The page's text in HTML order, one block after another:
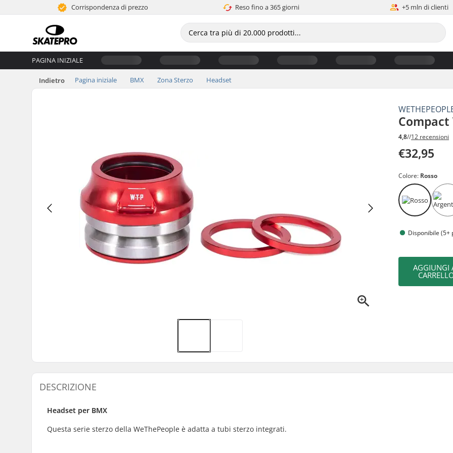
Corrispondenza di prezzo Reso fino a 365 giorni +5 mln di clienti
PAGINA INIZIALE
Indietro Pagina iniziale BMX Zona Sterzo Headset
Compact
4,8//12 recensioni
€32,95
Colore: Rosso
Disponibile (5+
AGGIUNGI
DESCRIZIONE
Headset per BMX
Questa serie sterzo della WeThePeople è adatta a tubi sterzo integrati.